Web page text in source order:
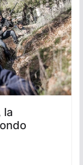
la